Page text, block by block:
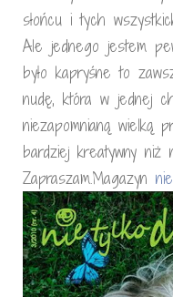
słońcu i tych
Ale jednego jestem
było kapryśne to
nudę, która w jednej
niezapomnianą wielką
bardziej kreatywny niż
Zapraszam.Magazyn